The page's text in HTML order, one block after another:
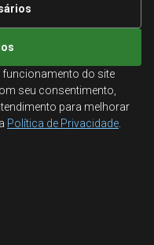
para empresas
do site
seu consentimento,
para melhorar
Política de Privacidade